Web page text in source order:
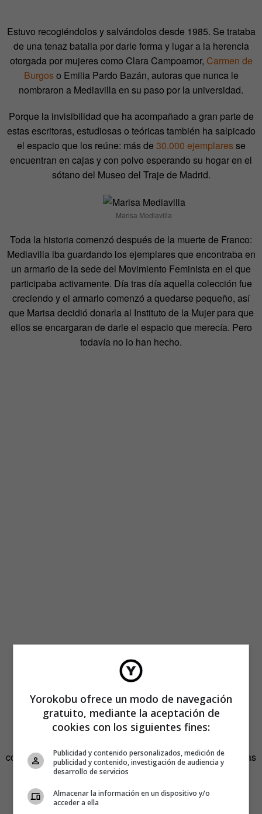
Estuvo recogiéndolos y salvándolos desde 1985. Se trataba
de una tenaz batalla por darle forma y lugar a la herencia
otorgada por mujeres como Clara Campoamor, Carmen de
Burgoso Emilia Pardo Bazán, autoras que nunca le
nombraron a Mediavilla en su paso por la universidad.
Porque la invisibilidad que ha acompañado a gran parte de
estas escritoras, estudiosas o teóricas también ha salpicado
el espacio que los reúne: más de 30.000 ejemplaresse
encuentran en cajas y con polvo esperando su hogar en el
sótano del Museo del Traje de Madrid.
Marisa Mediavilla
Toda la historia comenzó después de la muerte de Franco:
Mediavilla iba guardando los ejemplares que encontraba en
un armario de la sede del Movimiento Feminista en el que
participaba activamente. Día tras día aquella colección fue
creciendo y el armario comenzó a quedarse pequeño, así
que Marisa decidió donarla al Instituto de la Mujer para que
ellos se encargaran de darle el espacio que merecía. Pero
todavía no lo han hecho.
conocimiento de la propia creadora, sino también para todas
las personas, para que puedan crecer conociendo a las
mujeres que han dado forma (por desgracia, desde las
sombras) al mundo tal y como lo conocemos ahora.
Yorokobu ofrece un modo de navegación
gratuito, mediante la aceptación de
cookies con los siguientes fines:
Publicidad y contenido personalizados, medición de
publicidad y contenido, investigación de audiencia y
desarrollo de servicios
Almacenar la información en un dispositivo y/o
acceder a ella